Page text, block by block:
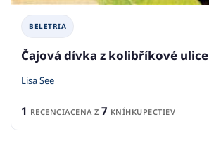
BELETRIA
Čajová dívka z kolibříkové ulice
Lisa See
1 RECENCIACENA Z 7 KNÍHKUPECTIEV